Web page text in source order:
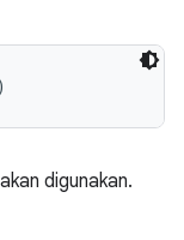
digunakan.